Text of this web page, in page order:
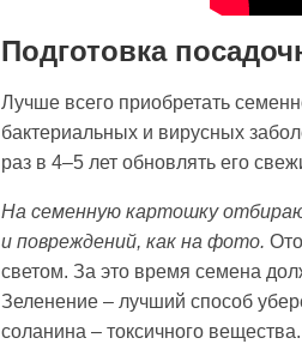
Подготовка
Лучше всего приобретать
бактериальных и вирусных
раз в 4–5 лет обновлять его
На семенную картошку
и повреждений, как на фото.
светом. За это время семена
Зеленение – лучший способ
соланина – токсичного